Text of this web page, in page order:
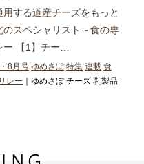
用する道産チーズをもっと
のスペシャリスト～食の専
ー 【1】チー…
8月号 ゆめさぽ 特集 連載 食
レー ｜ゆめさぽ チーズ 乳製品